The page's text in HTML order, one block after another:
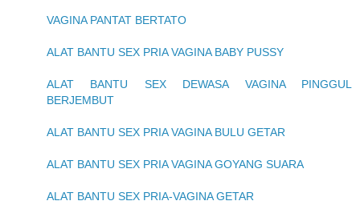
VAGINA PANTAT BERTATO
ALAT BANTU SEX PRIA VAGINA BABY PUSSY
ALAT BANTU SEX DEWASA VAGINA PINGGUL
BERJEMBUT
ALAT BANTU SEX PRIA VAGINA BULU GETAR
ALAT BANTU SEX PRIA VAGINA GOYANG SUARA
ALAT BANTU SEX PRIA-VAGINA GETAR